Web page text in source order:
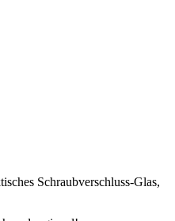
Schraubverschluss-Glas,